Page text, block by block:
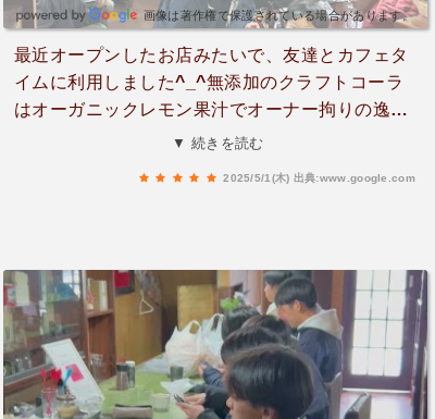
画像は著作権で保護されている場合があります。
最近オープンしたお店みたいで、友達とカフェタ
イムに利用しました^_^無添加のクラフトコーラ
はオーガニックレモン果汁でオーナー拘りの逸品
らしく、せっかくならとコーラフロートを注
を貸して対応しているのを見てホッコリしました
😌温かい雰囲気の素敵なお店です！今度はランチ
を食べに来たいと思います♪
▼ 続きを読む
2025/5/1(木) 出典:www.google.com